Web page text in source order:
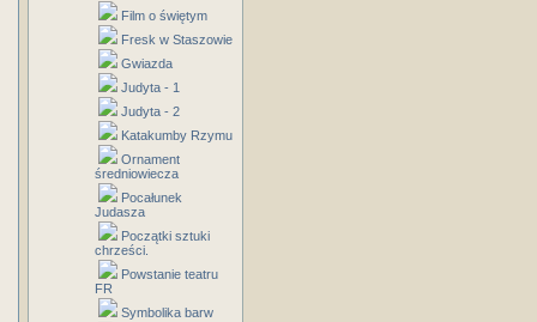
Film o świętym
Fresk w Staszowie
Gwiazda
Judyta - 1
Judyta - 2
Katakumby Rzymu
Ornament
średniowiecza
Pocałunek
Judasza
Początki sztuki
chrześci.
Powstanie teatru
FR
Symbolika barw